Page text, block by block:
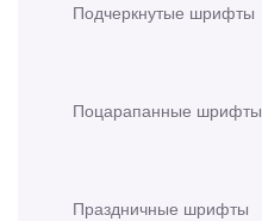
Подчеркнутые шрифты
Поцарапанные шрифты
Праздничные шрифты